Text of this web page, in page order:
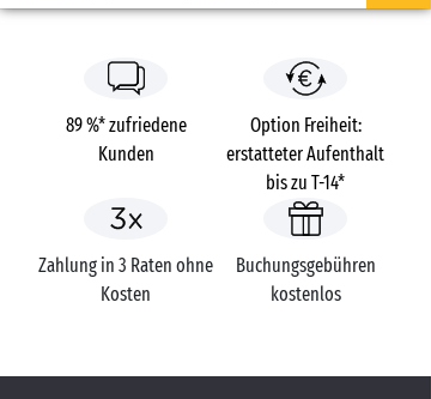
89 %* zufriedene
Kunden
Option Freiheit:
erstatteter Aufenthalt
bis zu T-14*
Zahlung in 3 Raten ohne
Kosten
Buchungsgebühren
kostenlos